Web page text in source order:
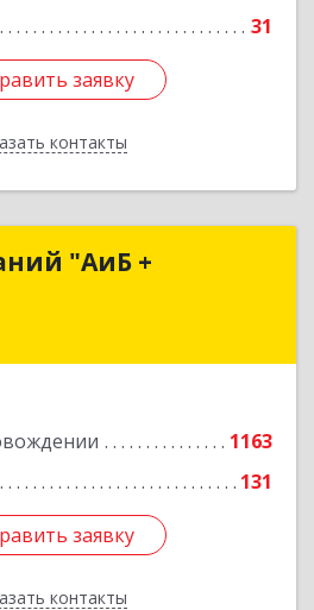
31
заявку
контакты
заявку
Назад
"АиБ +
1163
131
заявку
контакты
компаний "АиБ +
Подробнее
заявку
Назад